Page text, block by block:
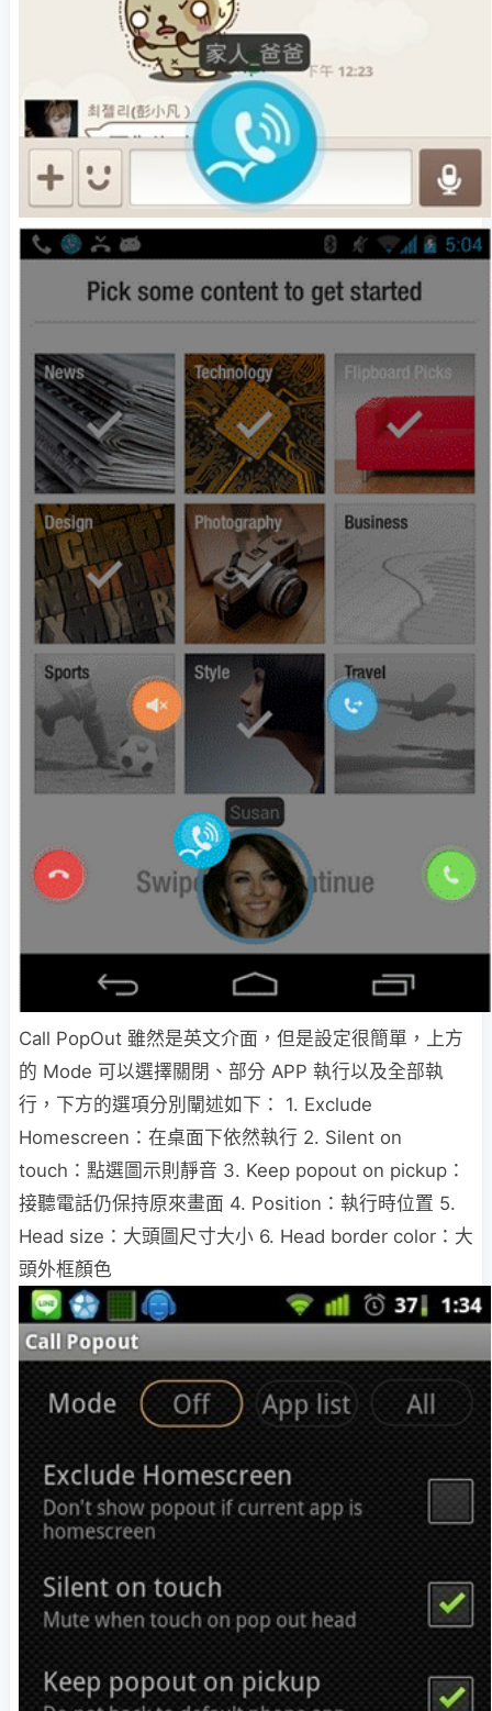
Call PopOut 雖然是英文介面，但是設定很簡單，上方
的 Mode 可以選擇關閉、部分 APP 執行以及全部執
行，下方的選項分別闡述如下： 1. Exclude
Homescreen：在桌面下依然執行 2. Silent on
touch：點選圖示則靜音 3. Keep popout on pickup：
接聽電話仍保持原來畫面 4. Position：執行時位置 5.
Head size：大頭圖尺寸大小 6. Head border color：大
頭外框顏色